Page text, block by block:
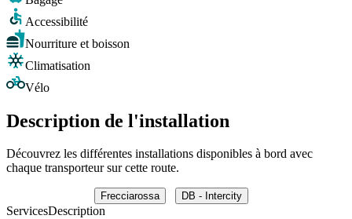
Accessibilité
Nourriture et boisson
Climatisation
Vélo
Description de l'installation
Découvrez les différentes installations disponibles à bord avec
chaque transporteur sur cette route.
Frecciarossa DB - Intercity
ServicesDescription